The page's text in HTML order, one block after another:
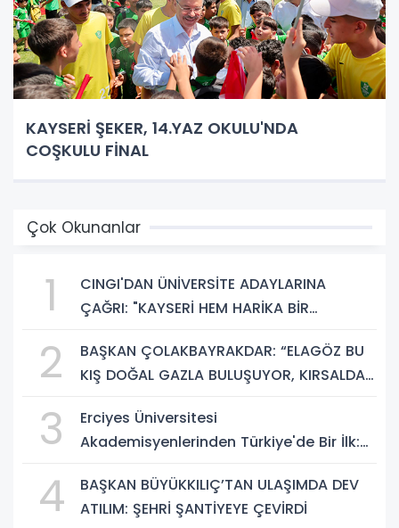
KAYSERİ ŞEKER, 14.YAZ OKULU'NDA
COŞKULU FİNAL
Çok Okunanlar
1
CINGI'DAN ÜNİVERSİTE ADAYLARINA
ÇAĞRI: "KAYSERİ HEM HARİKA BİR
GELECEK SUNUYOR"
2
BAŞKAN ÇOLAKBAYRAKDAR: “ELAGÖZ BU
KIŞ DOĞAL GAZLA BULUŞUYOR, KIRSALDA
3
Erciyes Üniversitesi
Akademisyenlerinden Türkiye'de Bir İlk:
Yapay Zekâ Dönemi
4
BAŞKAN BÜYÜKKILIÇ’TAN ULAŞIMDA DEV
ATILIM: ŞEHRİ ŞANTİYEYE ÇEVİRDİ